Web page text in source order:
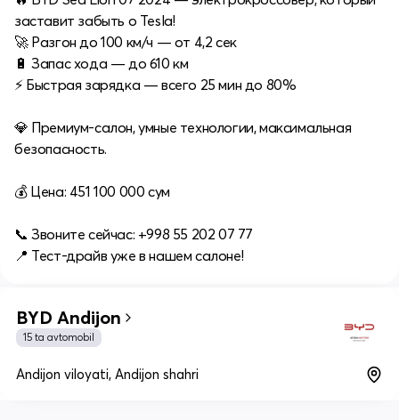
заставит забыть о Tesla!
🚀 Разгон до 100 км/ч — от 4,2 сек
🔋 Запас хода — до 610 км
⚡️ Быстрая зарядка — всего 25 мин до 80%
💎 Премиум-салон, умные технологии, максимальная
безопасность.
💰 Цена: 451 100 000 сум
📞 Звоните сейчас: +998 55 202 07 77
📍 Тест-драйв уже в нашем салоне!
BYD Andijon
15 ta avtomobil
Andijon viloyati, Andijon shahri